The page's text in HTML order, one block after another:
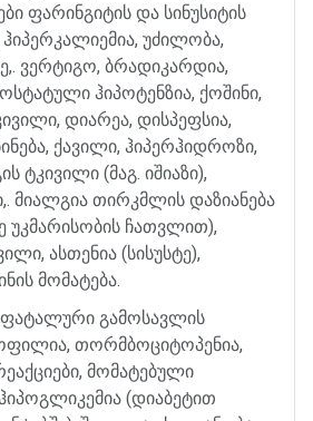
ფარინგიტის და სინუსიტის
ჰიპერკალიემია, უძილობა,
,. ვერტიგო, ბრადიკარდია,
ჰიპოტენზია, ქოშინი,
, დიარეა, დისპეფსია,
, ქავილი, ჰიპერჰიდროზი,
ტკივილი (მაგ. იშიაზი),
,. მიალგია თირკმლის დაზიანება
უკმარისობის ჩათვლით),
, ასთენია (სისუსტე),
მომატება.
ფატალური გამოსავლის
, თორმბოციტოპენია,
, მომატებული
ჰიპოგლიკემია (დიაბეტით